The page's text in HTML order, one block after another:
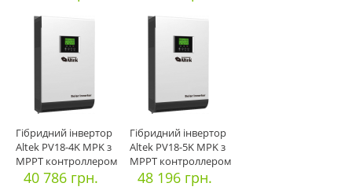
Гібридний інвертор
Altek PV18-4K MPK з
МРРТ контроллером
60А
40 786 грн.
Гібридний інвертор
Altek PV18-5K MPK з
МРРТ контроллером
6048 196 грн.